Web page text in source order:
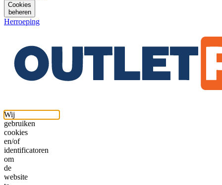
Cookies
beheren
Herroeping
Wij
gebruiken
cookies
en/of
identificatoren
om
de
website